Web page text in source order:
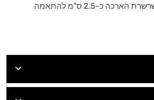
אורך הצמיד 17 ס"מ, בתוספת שרשרת הארכה כ-2.5 ס"מ להתאמה